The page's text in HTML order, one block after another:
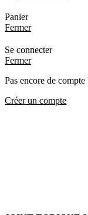
Panier
Fermer
Se connecter
Fermer
Pas encore de compte
Créer un compte